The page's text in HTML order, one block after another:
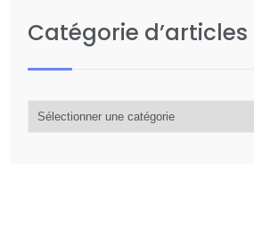
Catégorie d’articles
d’articles